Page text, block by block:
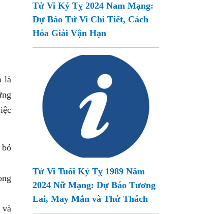
là
Tử Vi Kỷ Tỵ 2024 Nam Mạng:
Dự Báo Tử Vi Chi Tiết, Cách
Hóa Giải Vận Hạn
Tử Vi Tuổi Kỷ Tỵ 1989 Năm
2024 Nữ Mạng: Dự Báo Tương
Lai, May Mắn và Thử Thách